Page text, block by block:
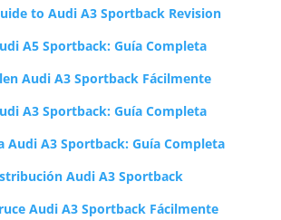
to Audi A3 Sportback Revision
A5 Sportback: Guía Completa
Audi A3 Sportback Fácilmente
A3 Sportback: Guía Completa
Audi A3 Sportback: Guía Completa
Audi A3 Sportback
Audi A3 Sportback Fácilmente